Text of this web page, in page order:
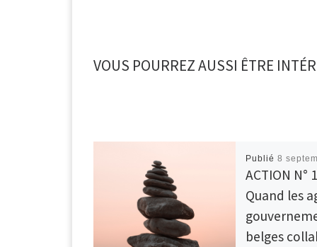
VOUS POURREZ AUSSI ÊTRE
Publié 8
ACTION N°
Quand les
belges